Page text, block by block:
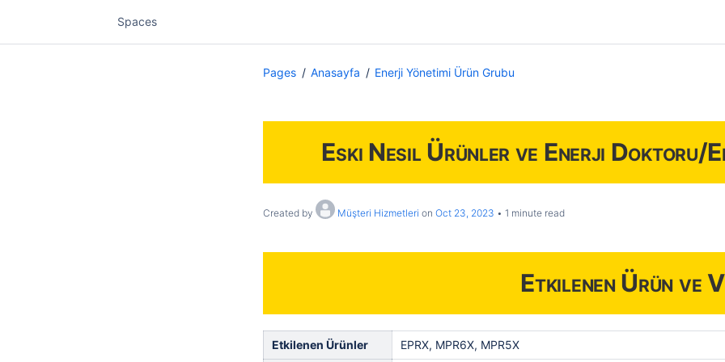
Spaces
Pages Anasayfa Enerji Yönetimi Ürün Grubu
Eski Nesil Ürünler ve Enerji Doktoru/
Created by Müşteri Hizmetleri on Oct 23, 2023 1 minute read
Etkilenen Ürün ve
Etkilenen Ürünler EPRX, MPR6X, MPR5X